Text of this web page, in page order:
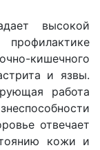
высокой
кишечного
и язвы.
работа
отвечает
кожи и